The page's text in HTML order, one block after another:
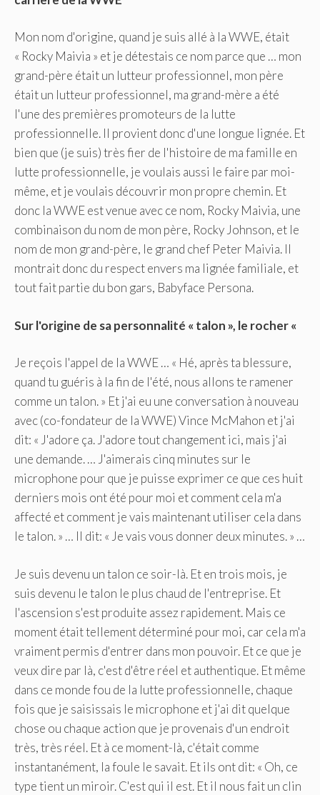
Mon nom d'origine, quand je suis allé à la WWE, était
« Rocky Maivia » et je détestais ce nom parce que … mon
grand-père était un lutteur professionnel, mon père
était un lutteur professionnel, ma grand-mère a été
l'une des premières promoteurs de la lutte
professionnelle. Il provient donc d'une longue lignée. Et
bien que (je suis) très fier de l'histoire de ma famille en
lutte professionnelle, je voulais aussi le faire par moi-
même, et je voulais découvrir mon propre chemin. Et
donc la WWE est venue avec ce nom, Rocky Maivia, une
combinaison du nom de mon père, Rocky Johnson, et le
nom de mon grand-père, le grand chef Peter Maivia. Il
montrait donc du respect envers ma lignée familiale, et
tout fait partie du bon gars, Babyface Persona.
Sur l'origine de sa personnalité « talon », le rocher «
Je reçois l'appel de la WWE … « Hé, après ta blessure,
quand tu guéris à la fin de l'été, nous allons te ramener
comme un talon. » Et j'ai eu une conversation à nouveau
avec (co-fondateur de la WWE) Vince McMahon et j'ai
dit: « J'adore ça. J'adore tout changement ici, mais j'ai
une demande. … J'aimerais cinq minutes sur le
microphone pour que je puisse exprimer ce que ces huit
derniers mois ont été pour moi et comment cela m'a
affecté et comment je vais maintenant utiliser cela dans
le talon. » … Il dit: « Je vais vous donner deux minutes. » …
Je suis devenu un talon ce soir-là. Et en trois mois, je
suis devenu le talon le plus chaud de l'entreprise. Et
l'ascension s'est produite assez rapidement. Mais ce
moment était tellement déterminé pour moi, car cela m'a
vraiment permis d'entrer dans mon pouvoir. Et ce que je
veux dire par là, c'est d'être réel et authentique. Et même
dans ce monde fou de la lutte professionnelle, chaque
fois que je saisissais le microphone et j'ai dit quelque
chose ou chaque action que je provenais d'un endroit
très, très réel. Et à ce moment-là, c'était comme
instantanément, la foule le savait. Et ils ont dit: « Oh, ce
type tient un miroir. C'est qui il est. Et il nous fait un clin